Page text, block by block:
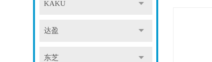
KAKU
达盈
东芝